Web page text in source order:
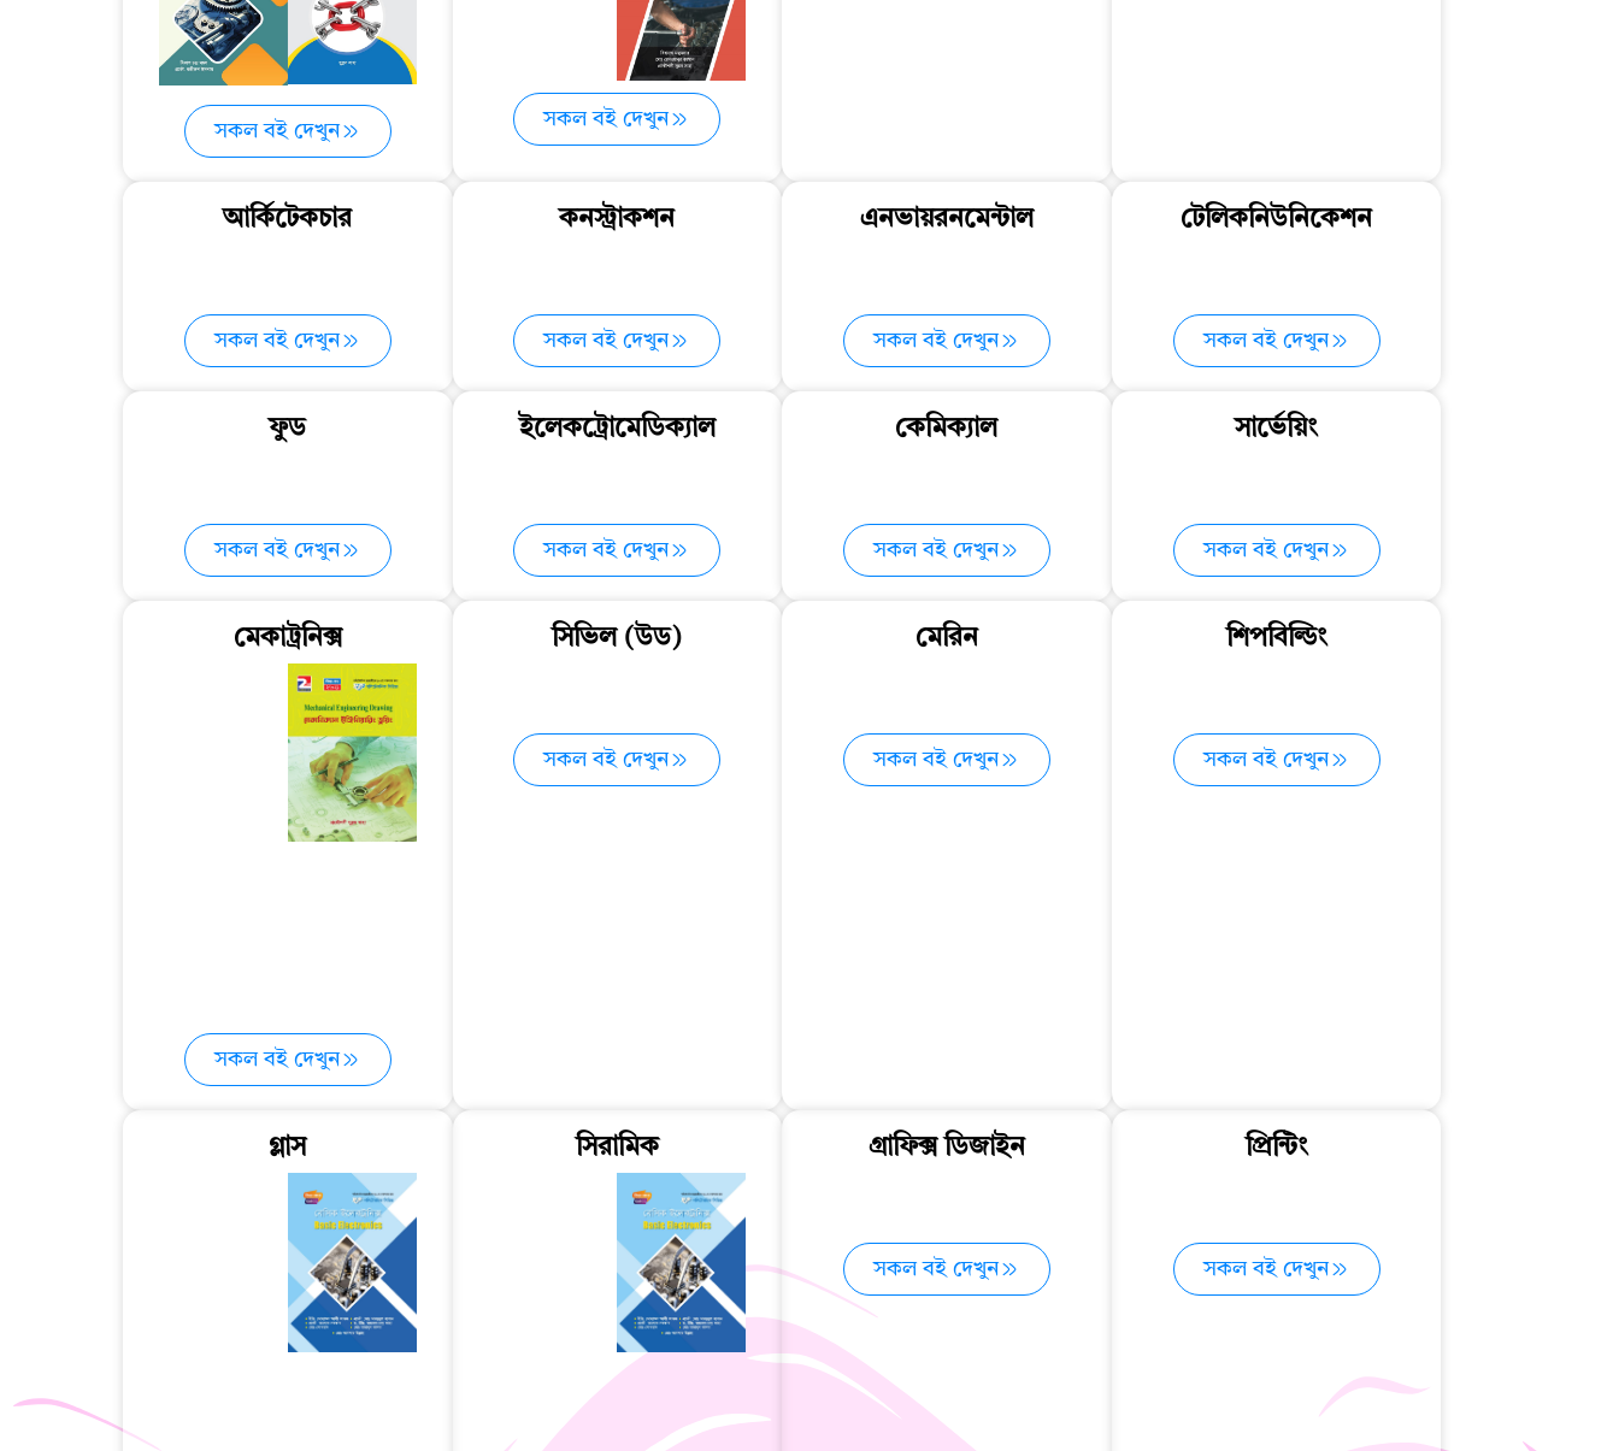
সকল বই দেখুন
সকল বই দেখুন
আর্কিটেকচার
সকল বই দেখুন
কনস্ট্রাকশন
সকল বই দেখুন
এনভায়রনমেন্টাল
সকল বই দেখুন
টেলিকনিউনিকেশন
সকল বই দেখুন
ফুড
সকল বই দেখুন
ইলেকট্রোমেডিক্যাল
সকল বই দেখুন
কেমিক্যাল
সকল বই দেখুন
সার্ভেয়িং
সকল বই দেখুন
মেকাট্রনিক্স
সকল বই দেখুন
সিভিল (উড)
সকল বই দেখুন
মেরিন
সকল বই দেখুন
শিপবিল্ডিং
সকল বই দেখুন
গ্লাস সিরামিক গ্রাফিক্স ডিজাইন
সকল বই দেখুন
প্রিন্টিং
সকল বই দেখুন